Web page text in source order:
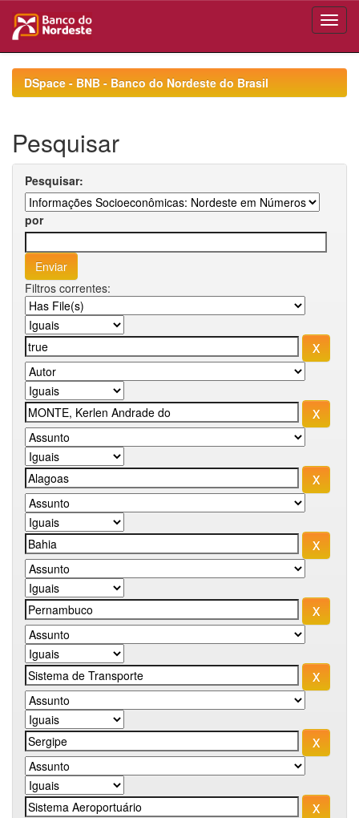
navigationDSpace - BNB - Banco do Nordeste do Brasil
Pesquisar
Pesquisar:
por
Filtros correntes: